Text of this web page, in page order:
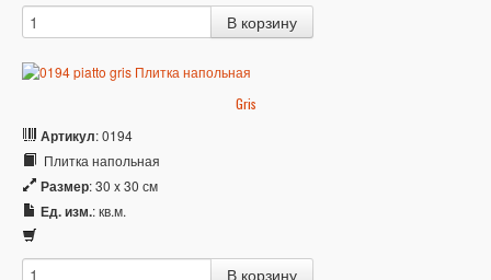
Gris
Артикул: 0194
Плитка напольная
Размер: 30 x 30 см
Ед. изм.: кв.м.